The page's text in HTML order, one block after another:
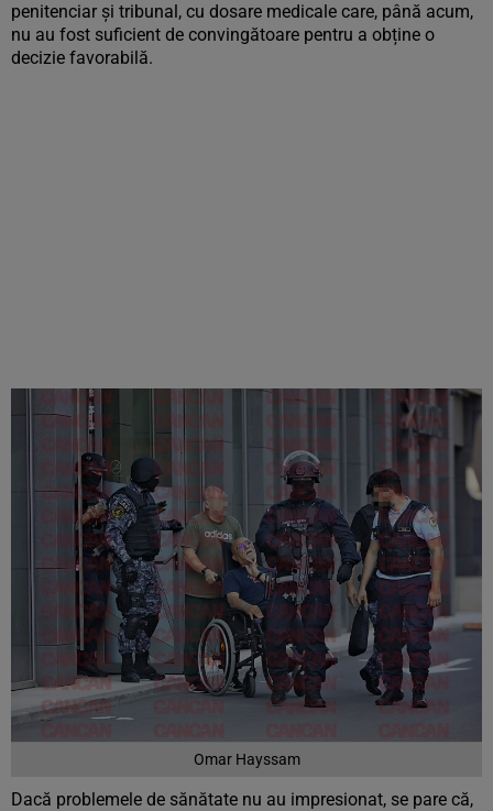
penitenciar și tribunal, cu dosare medicale care, până acum,
nu au fost suficient de convingătoare pentru a obține o
decizie favorabilă.
Omar Hayssam
Dacă problemele de sănătate nu au impresionat, se pare că,